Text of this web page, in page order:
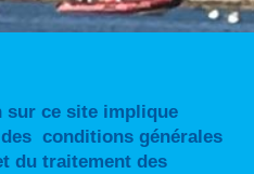
sur ce site implique
des conditions générales
du traitement des